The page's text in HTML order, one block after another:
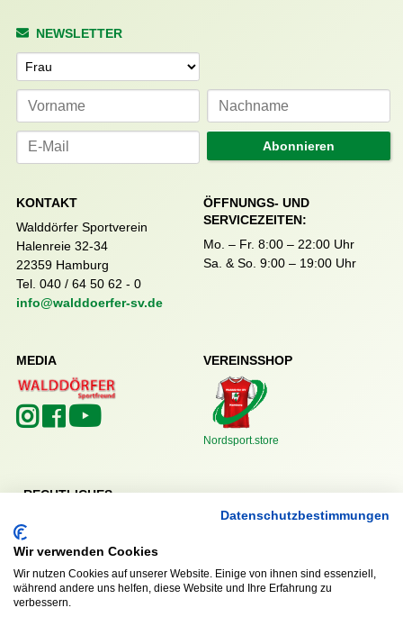
NEWSLETTER
Anrede
Abonnieren
KONTAKT
Walddörfer Sportverein
Halenreie 32-34
22359 Hamburg
Tel. 040 / 64 50 62 - 0
info@walddoerfer-sv.de
ÖFFNUNGS- UND
SERVICEZEITEN:
Mo. – Fr. 8:00 – 22:00 Uhr
Sa. & So. 9:00 – 19:00 Uhr
MEDIA VEREINSSHOP
Nordsport.store
RECHTLICHES
Datenschutzerklärung
Datenschutzbestimmungen
Wir verwenden Cookies
Wir nutzen Cookies auf unserer Website. Einige von ihnen sind essenziell,
während andere uns helfen, diese Website und Ihre Erfahrung zu
verbessern.